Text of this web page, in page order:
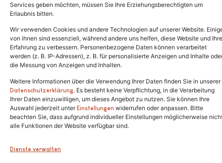
Services geben möchten, müssen Sie Ihre Erziehungsberechtigten um
Erlaubnis bitten.
Wir verwenden Cookies und andere Technologien auf unserer Website.
von ihnen sind essenziell, während andere uns helfen, diese Website und Ihre
Erfahrung zu verbessern. Personenbezogene Daten können verarbeitet
werden (z. B. IP-Adressen), z. B. für personalisierte Anzeigen und Inhalte
die Messung von Anzeigen und Inhalten.
Weitere Informationen über die Verwendung Ihrer Daten finden Sie in unserer
Datenschutzerklärung. Es besteht keine Verpflichtung, in die Verarbeitung
Ihrer Daten einzuwilligen, um dieses Angebot zu nutzen. Sie können Ihre
Auswahl jederzeit unterEinstellungen widerrufen oder anpassen. Bitte
beachten Sie, dass aufgrund individueller Einstellungen möglicherweise
alle Funktionen der Website verfügbar sind.
Dienste verwalten
Copyright © 2024. Alle Rechte vorbehalten.
info@katzenschutzfreunde.de
Im Brandenfeld 22
53426 Schalkenbach